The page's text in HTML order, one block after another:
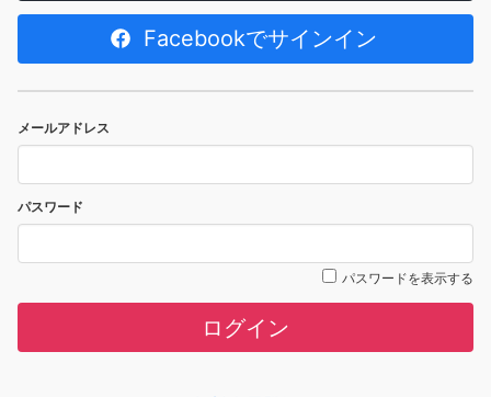
Facebookでサインイン
メールアドレス
パスワード
パスワードを表示する
ログイン